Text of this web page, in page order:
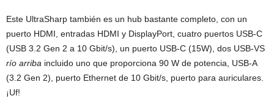
Este UltraSharp también es un hub bastante completo, con un
puerto HDMI, entradas HDMI y DisplayPort, cuatro puertos USB-C
(USB 3.2 Gen 2 a 10 Gbit/s), un puerto USB-C (15W), dos USB-VS
río arriba incluido uno que proporciona 90 W de potencia, USB-A
(3.2 Gen 2), puerto Ethernet de 10 Gbit/s, puerto para auriculares.
¡Uf!